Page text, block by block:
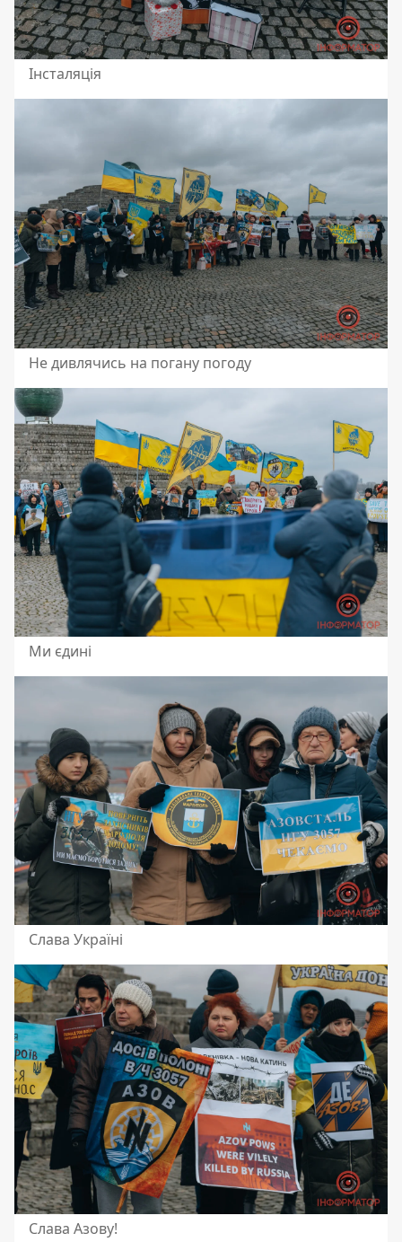
Інсталяція
Не дивлячись на погану погоду
Ми єдині
Слава Україні
Слава Азову!